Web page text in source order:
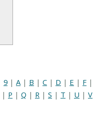
9 | A | B | C | D | E | F |
| P | Q | R | S | T | U | V